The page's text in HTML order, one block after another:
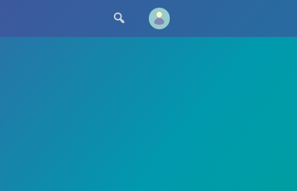
